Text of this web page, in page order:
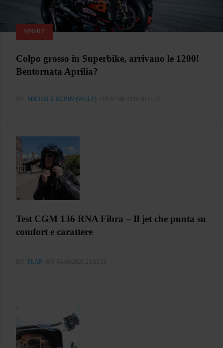
SPORT
Colpo grosso in Superbike, arrivano le 1200!
Bentornata Aprilia?
BY MICHELE RUBIN (WOLF) ON 07-08-2026 00:11:35
Test CGM 136 RNA Fibra – Il jet che punta su
comfort e carattere
BY FLAP ON 05-08-2026 21:05:26